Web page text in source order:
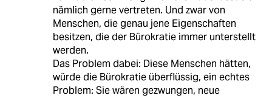
nämlich gerne vertreten. Und zwar von
Menschen, die genau jene Eigenschaften
besitzen, die der Bürokratie immer unterstellt
werden.
Das Problem dabei: Diese Menschen hätten,
würde die Bürokratie überflüssig, ein echtes
Problem: Sie wären gezwungen, neue